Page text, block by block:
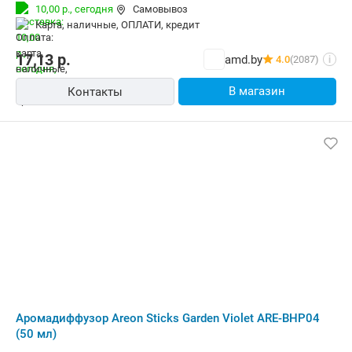
10,00 р., сегодня
Самовывоз
карта, наличные, ОПЛАТИ, кредит
17,13 р. amd.by 4.0(2087) i
Контакты В магазин
Аромадиффузор Areon Sticks Garden Violet ARE-BHP04
(50 мл)